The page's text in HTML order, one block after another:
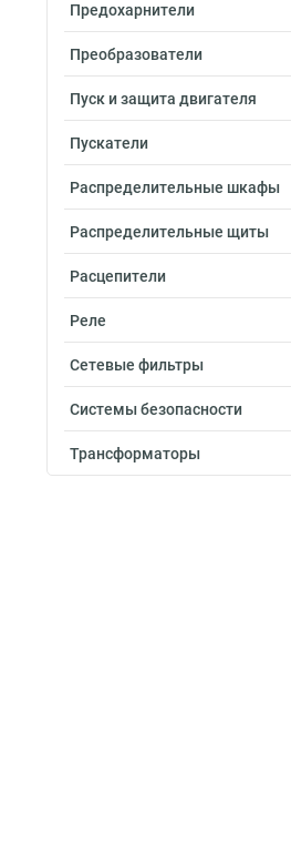
Предохарнители
Преобразователи
Пуск и защита двигателя
Пускатели
Распределительные шкафы
Распределительные щиты
Расцепители
Реле
Сетевые фильтры
Системы безопасности
Трансформаторы